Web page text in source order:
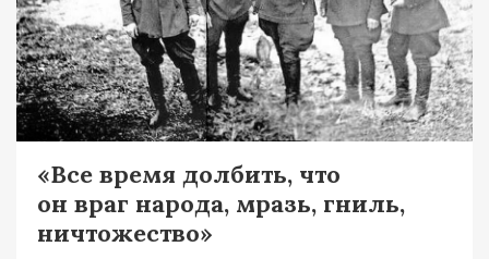
«Все время долбить, что
он враг народа, мразь, гниль,
ничтожество»